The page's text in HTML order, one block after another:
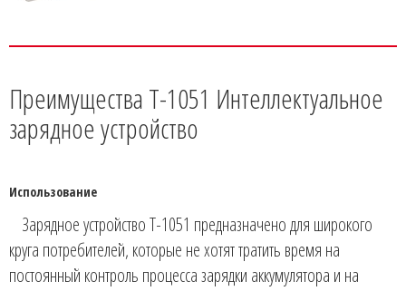
Преимущества T-1051 Интеллектуальное
зарядное устройство
Использование
Зарядное устройство Т-1051 предназначено для широкого
круга потребителей, которые не хотят тратить время на
постоянный контроль процесса зарядки аккумулятора и на